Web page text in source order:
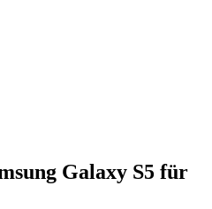
Galaxy S5 für